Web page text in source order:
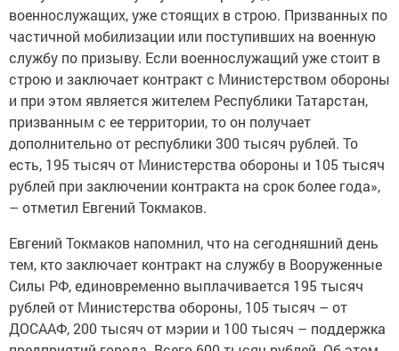
военнослужащих, уже стоящих в строю. Призванных по
частичной мобилизации или поступивших на военную
службу по призыву. Если военнослужащий уже стоит в
строю и заключает контракт с Министерством обороны
и при этом является жителем Республики Татарстан,
призванным с ее территории, то он получает
дополнительно от республики 300 тысяч рублей. То
есть, 195 тысяч от Министерства обороны и 105 тысяч
рублей при заключении контракта на срок более года»,
– отметил Евгений Токмаков.
Евгений Токмаков напомнил, что на сегодняшний день
тем, кто заключает контракт на службу в Вооруженные
Силы РФ, единовременно выплачивается 195 тысяч
рублей от Министерства обороны, 105 тысяч – от
ДОСААФ, 200 тысяч от мэрии и 100 тысяч – поддержка